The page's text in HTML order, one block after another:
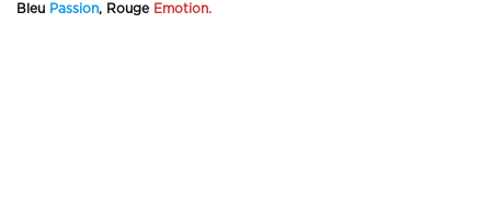
Bleu Passion, Rouge Emotion.